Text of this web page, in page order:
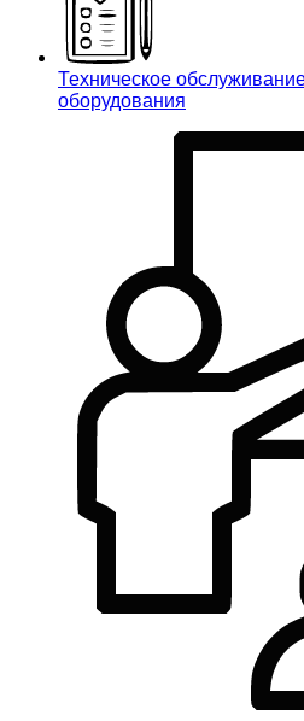
Техническое
оборудования